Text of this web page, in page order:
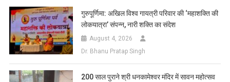
List
गुरुपूर्णिमा: अखिल विश्व गायत्री परिवार की ‘महाशक्ति की
लोकयात्रा’ संपन्न, नारी शक्ति का संदेश
August 4, 2026
Dr. Bhanu Pratap Singh
200 साल पुराने श्री धनकामेश्वर मंदिर में सावन महोत्सव